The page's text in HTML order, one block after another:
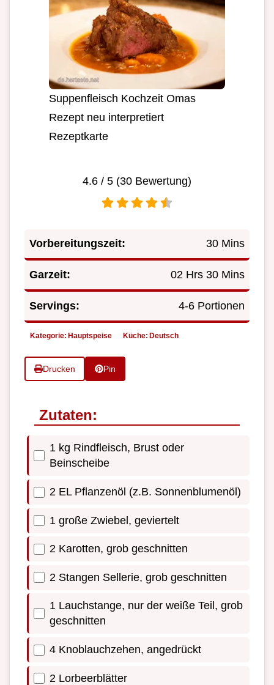
Suppenfleisch Kochzeit Omas
Rezept neu interpretiert
Rezeptkarte
4.6 / 5 (30 Bewertung)
Vorbereitungszeit: 30 Mins
Garzeit: 02 Hrs 30 Mins
Servings: 4-6 Portionen
Kategorie: Hauptspeise Küche: Deutsch
Drucken Pin
Zutaten:
1 kg Rindfleisch, Brust oder
Beinscheibe
2 EL Pflanzenöl (z.B. Sonnenblumenöl)
1 große Zwiebel, geviertelt
2 Karotten, grob geschnitten
2 Stangen Sellerie, grob geschnitten
1 Lauchstange, nur der weiße Teil, grob
geschnitten
4 Knoblauchzehen, angedrückt
2 Lorbeerblätter